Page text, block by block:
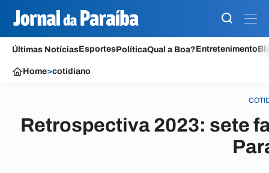
Últimas NotíciasEsportesPolíticaQual a Boa?Entretenimento
Home>cotidiano
Retrospectiva 2023: sete